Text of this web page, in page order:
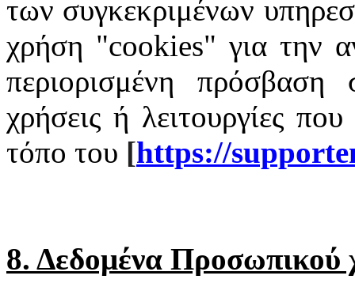
των συγκεκριμένων
χρήση "cookies" για την
περιορισμένη πρόσβαση
χρήσεις ή λειτουργίες
τόπο του [https://
8. Δεδομένα Προσωπικού